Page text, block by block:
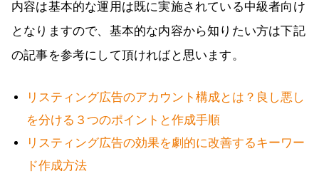
内容は基本的な運用は既に実施されている中級者向け
となりますので、基本的な内容から知りたい方は下記
の記事を参考にして頂ければと思います。
リスティング広告のアカウント構成とは？良し悪し
を分ける３つのポイントと作成手順
リスティング広告の効果を劇的に改善するキーワー
ド作成方法